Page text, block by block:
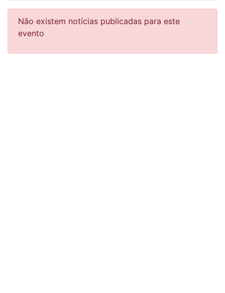
Não existem notícias publicadas para este
evento